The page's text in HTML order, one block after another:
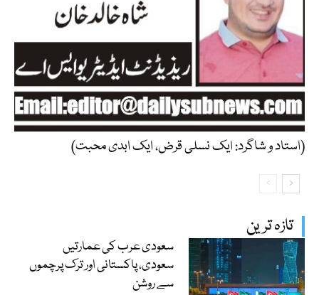
تازہ ترین
سعودی عرب کی عمارتیں
سعودی، پاکستانی اور ترک پرچموں
سے روشن
(استاد و شاگرد: ایک نسلی قرض، ایک ابدی محبت)